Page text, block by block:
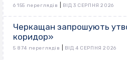
6 155 переглядів ВІД 3 СЕРПНЯ 2026
Черкащан запрошують
коридор»
5 874 переглядів ВІД 4 СЕРПНЯ 2026